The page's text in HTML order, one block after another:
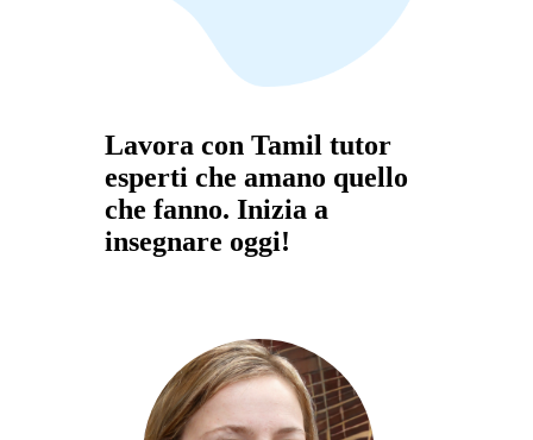
Lavora con Tamil tutor
esperti che amano quello
che fanno. Inizia a
insegnare oggi!